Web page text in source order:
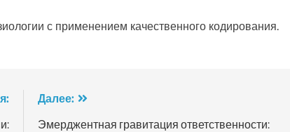
с применением качественного кодирования.
Далее:
Эмерджентная гравитация ответственности: